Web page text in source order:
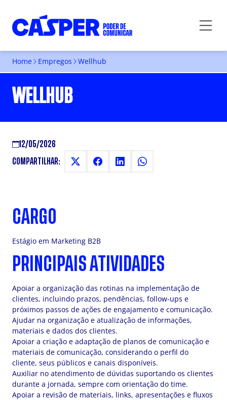
Home Empregos Wellhub
WELLHUB
12/05/2026
COMPARTILHAR:
CARGO
Estágio em Marketing B2B
PRINCIPAIS ATIVIDADES
Apoiar a organização das rotinas na implementação de
clientes, incluindo prazos, pendências, follow-ups e
próximos passos de ações de engajamento e comunicação.
Ajudar na organização e atualização de informações,
materiais e dados dos clientes.
Apoiar a criação e adaptação de planos de comunicação e
materiais de comunicação, considerando o perfil do
cliente, seus públicos e canais disponíveis.
Auxiliar no atendimento de dúvidas suportando os clientes
durante a jornada, sempre com orientação do time.
Apoiar a revisão de materiais, links, apresentações e fluxos